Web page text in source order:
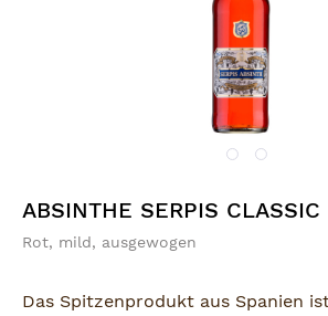
ABSINTHE SERPIS CLASSIC
Rot, mild, ausgewogen
Das Spitzenprodukt aus Spanien